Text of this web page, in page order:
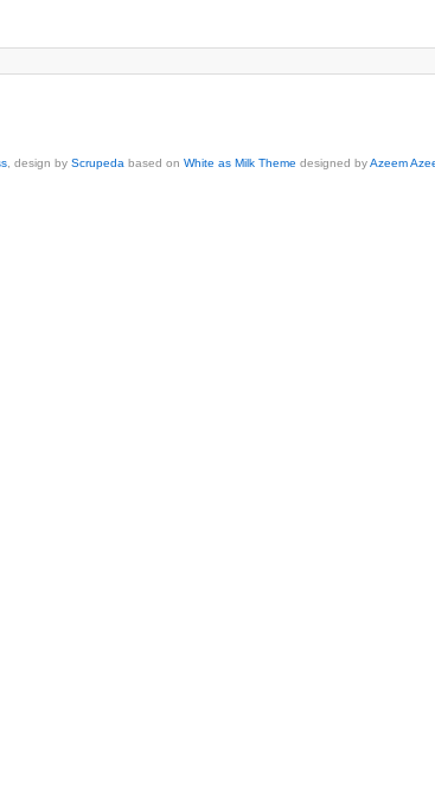
, design byScrupeda based onWhite as Milk Theme designed byAzeem